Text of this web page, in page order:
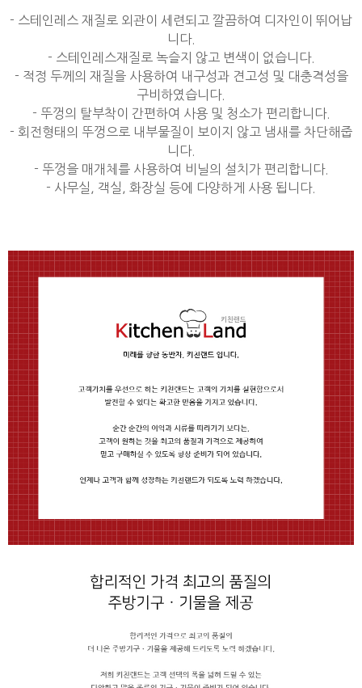
- 스테인레스 재질로 외관이 세련되고 깔끔하여 디자인이 뛰어납
니다.
- 스테인레스재질로 녹슬지 않고 변색이 없습니다.
- 적정 두께의 재질을 사용하여 내구성과 견고성 및 대충격성을
구비하였습니다.
- 뚜껑의 탈부착이 간편하여 사용 및 청소가 편리합니다.
- 회전형태의 뚜껑으로 내부물질이 보이지 않고 냄새를 차단해줍
니다.
- 뚜껑을 매개체를 사용하여 비닐의 설치가 편리합니다.
- 사무실, 객실, 화장실 등에 다양하게 사용 됩니다.